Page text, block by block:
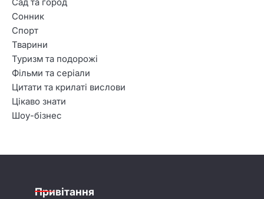
Сад та город
Сонник
Спорт
Тварини
Туризм та подорожі
Фільми та серіали
Цитати та крилаті вислови
Цікаво знати
Шоу-бізнес
Привітання
4
51 роза – символика,
Бестселери Lullaby до 8